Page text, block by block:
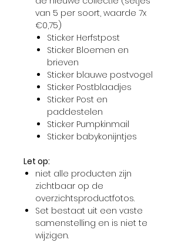
van 5 per soort, waarde 7x
€0,75)
Sticker Herfstpost
Sticker Bloemen en
brieven
Sticker blauwe postvogel
Sticker Postblaadjes
Sticker Post en
paddestelen
Sticker Pumpkinmail
Sticker babykonijntjes
Let op:
niet alle producten zijn
zichtbaar op de
overzichtsproductfotos.
Set bestaat uit een vaste
samenstelling en is niet te
wijzigen.